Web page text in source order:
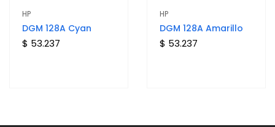
HP
DGM 128A Cyan
$ 53.237
HP
DGM 128A Amarillo
$ 53.237